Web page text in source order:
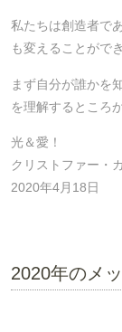
私たちは創造者で
も変えることがで
まず自分が誰かを
を理解するところ
光＆愛！
クリストファー・
2020年4月18日
2020年のメ